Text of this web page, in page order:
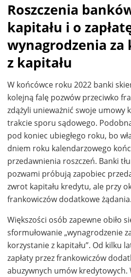
Roszczenia
kapitału i o
wynagrodzenia za
z kapitału
W końcówce roku 2022 banki
kolejną falę pozwów przeciwko
zdążyli unieważnić swoje umowy
trakcie sporu sądowego.
pod koniec ubiegłego roku, bo
dniem roku kalendarzowego
przedawnienia roszczeń. Banki
pozwami próbują zapobiec
zwrot kapitału kredytu, ale przy
frankowiczów dodatkowe żądania.
Większości osób zapewne obiło
sformułowanie „wynagrodzenie
korzystanie z kapitału”. Od kilku
zapłaty przez frankowiczów
abuzywnych umów kredytowych.